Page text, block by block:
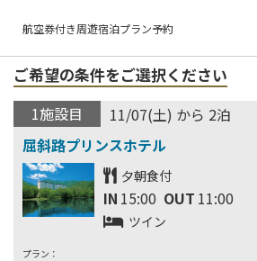
航空券付き周遊宿泊プラン予約
ご希望の条件をご選択ください
1施設目 11/07(土) から 2泊
夕朝食付
IN 15:00 OUT 11:00
ツイン
プラン：